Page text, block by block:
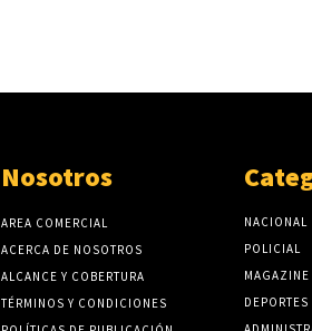
Nosotros
AREA COMERCIAL
ACERCA DE NOSOTROS
ALCANCE Y COBERTURA
TÉRMINOS Y CONDICIONES
NACIONAL
POLICIAL
MAGAZINE
DEPORTES